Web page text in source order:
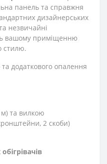
панель та справжня
дизайнерських
незвичайні
вашому приміщенню
стилю.
додаткового опалення
м) та вилкою
2 скоби)